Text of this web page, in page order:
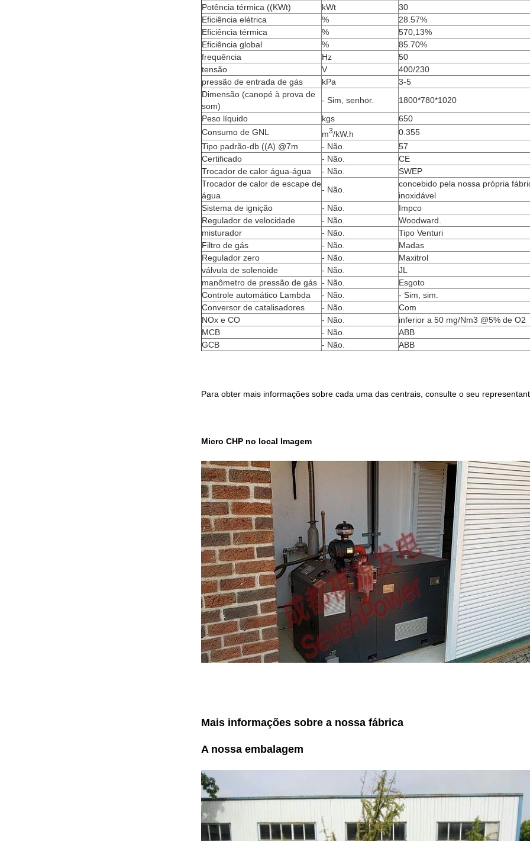
Potência térmica ((KWt)
kWt
30
Eficiência elétrica
%
28.57%
Eficiência térmica
%
570,13%
Eficiência global
%
85.70%
frequência
Hz
50
tensão
V
400/230
pressão de entrada de gás
kPa
3-5
Dimensão (canopé à prova de
som)
- Sim, senhor.
1800*780*1020
Peso líquido
kgs
650
Consumo de GNL
m3/kW.h
0.355
Tipo padrão-db ((A) @7m
- Não.
57
Certificado
- Não.
CE
Trocador de calor água-água
- Não.
SWEP
Trocador de calor de escape de
água
- Não.
concebido pela nossa própria
inoxidável
Sistema de ignição
- Não.
Impco
Regulador de velocidade
- Não.
Woodward.
misturador
- Não.
Tipo Venturi
Filtro de gás
- Não.
Madas
Regulador zero
- Não.
Maxitrol
válvula de solenoide
- Não.
JL
manômetro de pressão de gás - Não.
Esgoto
Controle automático Lambda
- Não.
- Sim, sim.
Conversor de catalisadores
- Não.
Com
NOx e CO
- Não.
inferior a 50 mg/Nm3 @5% de O2
MCB
- Não.
ABB
GCB
- Não. ABB
Para obter mais informações sobre cada uma das centrais, consulte o seu
Micro CHP no local Imagem
Mais informações sobre a nossa fábrica
A nossa embalagem